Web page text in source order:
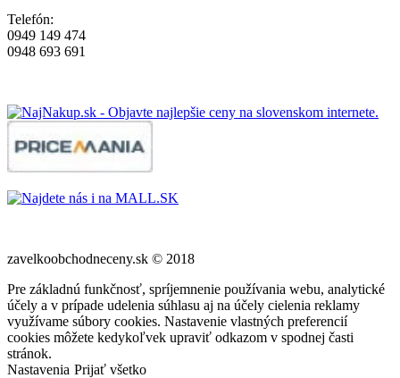
Telefón:
0949 149 474
0948 693 691
zavelkoobchodneceny.sk © 2018
Pre základnú funkčnosť, spríjemnenie používania webu, analytické
účely a v prípade udelenia súhlasu aj na účely cielenia reklamy
využívame súbory cookies. Nastavenie vlastných preferencií
cookies môžete kedykoľvek upraviť odkazom v spodnej časti
stránok.
Nastavenia Prijať všetko